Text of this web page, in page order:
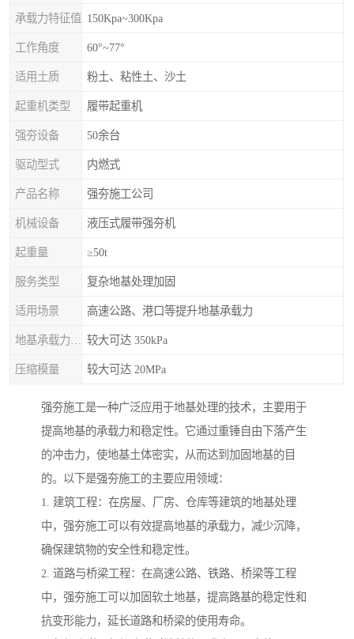
承载力特征值 150Kpa~300Kpa
工作角度 60°~77°
适用土质 粉土、粘性土、沙土
起重机类型 履带起重机
强夯设备 50余台
驱动型式 内燃式
产品名称 强夯施工公司
机械设备 液压式履带强夯机
起重量 ≥50t
服务类型 复杂地基处理加固
适用场景 高速公路、港口等提升地基承载力
较大可达 350kPa
压缩模量 较大可达 20MPa
强夯施工是一种广泛应用于地基处理的技术，主要用于
提高地基的承载力和稳定性。它通过重锤自由下落产生
的冲击力，使地基土体密实，从而达到加固地基的目
的。以下是强夯施工的主要应用领域：
1. 建筑工程：在房屋、厂房、仓库等建筑的地基处理
中，强夯施工可以有效提高地基的承载力，减少沉降，
确保建筑物的安全性和稳定性。
2. 道路与桥梁工程：在高速公路、铁路、桥梁等工程
中，强夯施工可以加固软土地基，提高路基的稳定性和
抗变形能力，延长道路和桥梁的使用寿命。